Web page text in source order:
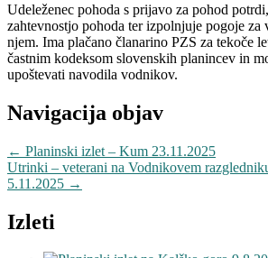
Udeleženec pohoda s prijavo za pohod
zahtevnostjo pohoda ter izpolnjuje pogoje za
njem. Ima plačano članarino PZS za tekoče
častnim kodeksom slovenskih planincev in
upoštevati navodila vodnikov.
Navigacija objav
← Planinski izlet – Kum 23.11.2025
Utrinki – veterani na Vodnikovem
5.11.2025 →
Izleti